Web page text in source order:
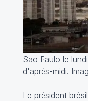
Sao Paulo le
d'après-midi.
Le président